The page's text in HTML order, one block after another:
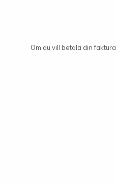
Om du vill betala din